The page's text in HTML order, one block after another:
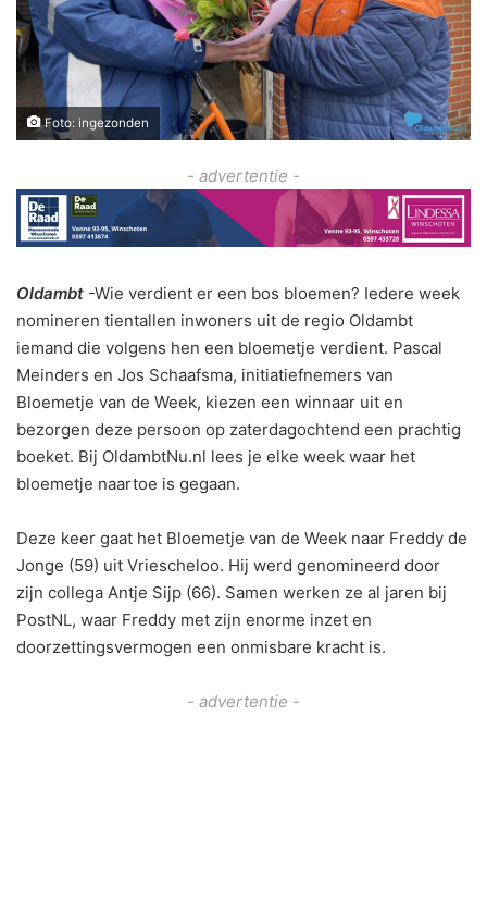
Foto: ingezonden
- advertentie -
Oldambt -Wie verdient er een bos bloemen? Iedere week
nomineren tientallen inwoners uit de regio Oldambt
iemand die volgens hen een bloemetje verdient. Pascal
Meinders en Jos Schaafsma, initiatiefnemers van
Bloemetje van de Week, kiezen een winnaar uit en
bezorgen deze persoon op zaterdagochtend een prachtig
boeket. Bij OldambtNu.nl lees je elke week waar het
bloemetje naartoe is gegaan.
Deze keer gaat het Bloemetje van de Week naar Freddy de
Jonge (59) uit Vriescheloo. Hij werd genomineerd door
zijn collega Antje Sijp (66). Samen werken ze al jaren bij
PostNL, waar Freddy met zijn enorme inzet en
doorzettingsvermogen een onmisbare kracht is.
- advertentie -